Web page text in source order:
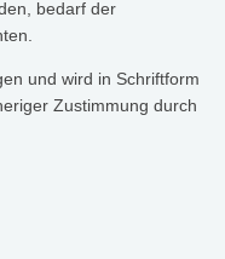
bedarf der
und wird in Schriftform
Zustimmung durch